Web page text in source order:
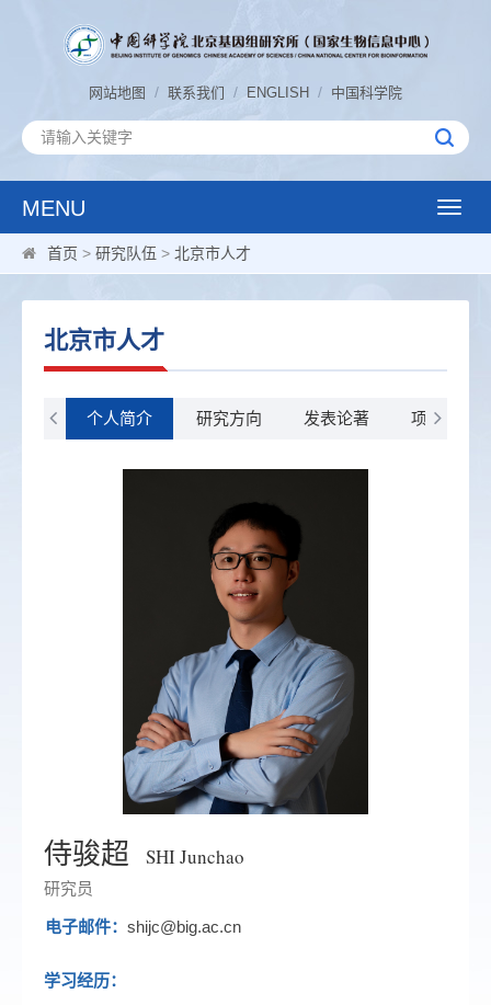
网站地图 / 联系我们 / ENGLISH / 中国科学院
MENU
Toggle
首页 > 研究队伍 > 北京市人才
北京市人才
个人简介 研究方向 发表论著 项目组简
侍骏超 SHI Junchao
研究员
电子邮件： shijc@big.ac.cn
学习经历：